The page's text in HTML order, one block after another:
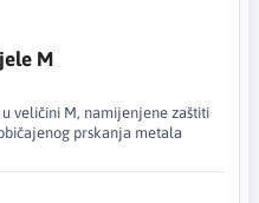
M
veličini M, namijenjene zaštiti
prskanja metala